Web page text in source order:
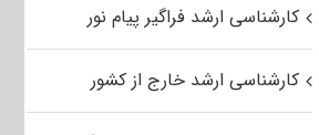
کارشناسی ارشد فراگیر پیام نور
کارشناسی ارشد خارج از کشور